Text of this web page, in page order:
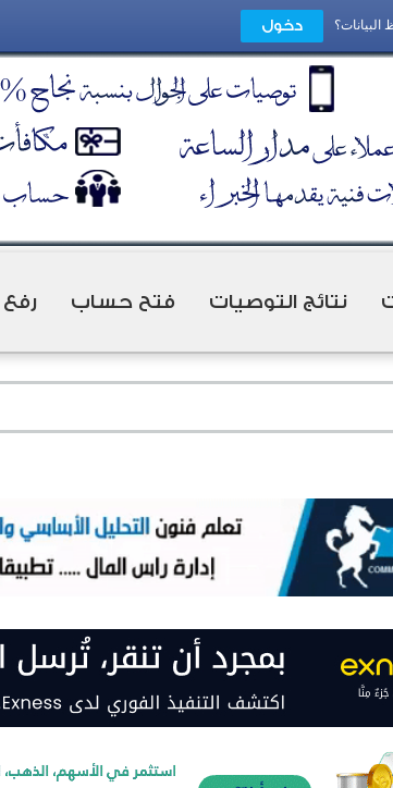
البيانات؟
نتائج التوصيات فتح حساب رفع